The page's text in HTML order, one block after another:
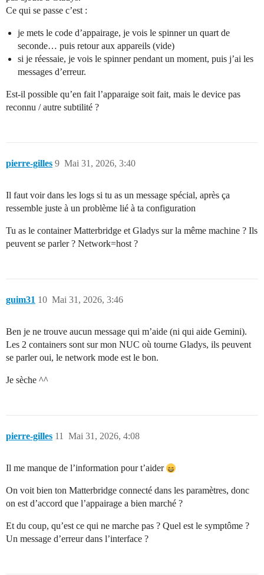
Ce qui se passe c’est :
je mets le code d’appairage, je vois le spinner un quart de
seconde… puis retour aux appareils (vide)
si je réessaie, je vois le spinner pendant un moment, puis j’ai les
messages d’erreur.
Est-il possible qu’en fait l’apparaige soit fait, mais le device pas
reconnu / autre subtilité ?
pierre-gilles Mai 31, 2026, 3:40
9
Il faut voir dans les logs si tu as un message spécial, après ça
ressemble juste à un problème lié à ta configuration
Tu as le container Matterbridge et Gladys sur la même machine ? Ils
peuvent se parler ? Network=host ?
guim31 Mai 31, 2026, 3:46
10
Ben je ne trouve aucun message qui m’aide (ni qui aide Gemini).
Les 2 containers sont sur mon NUC où tourne Gladys, ils peuvent
se parler oui, le network mode est le bon.
Je sèche ^^
pierre-gilles Mai 31, 2026, 4:08
11
Il me manque de l’information pour t’aider
On voit bien ton Matterbridge connecté dans les paramètres, donc
on est d’accord que l’appairage a bien marché ?
Et du coup, qu’est ce qui ne marche pas ? Quel est le symptôme ?
Un message d’erreur dans l’interface ?